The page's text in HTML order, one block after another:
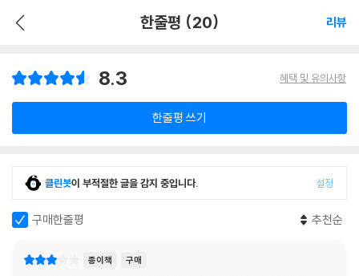
한줄평 (20) 리뷰
8.3 혜택 및 유의사항
한줄평 쓰기
클린봇이 부적절한 글을 감지 중입니다. 설정
구매한줄평 추천순
종이책 구매